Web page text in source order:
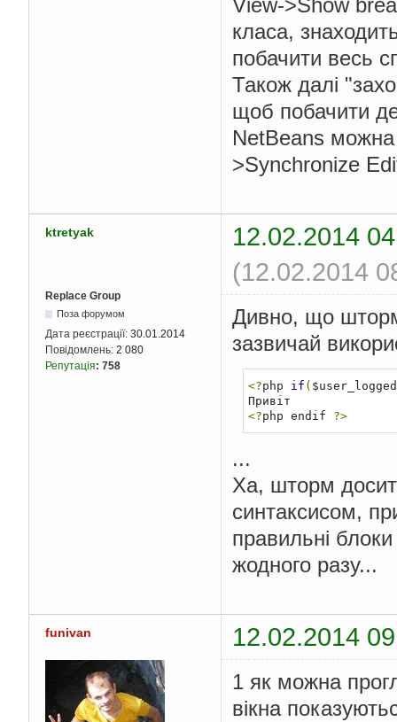
класа,
побачити весь
Також далі
щоб побачити
NetBeans
>Synchronize
ktretyak
12.02.2014
(12.02.2014
Replace Group
Поза форумом
Дата реєстрації: 30.01.2014
Повідомлень: 2 080
Репутація: 758
Дивно, що шторм
зазвичай
<?php if (
<?php endif ?>
...
Ха, шторм
синтаксисом,
правильні
жодного разу...
funivan 12.02.2014
1 як можна
вікна